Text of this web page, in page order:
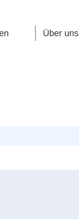
Über uns